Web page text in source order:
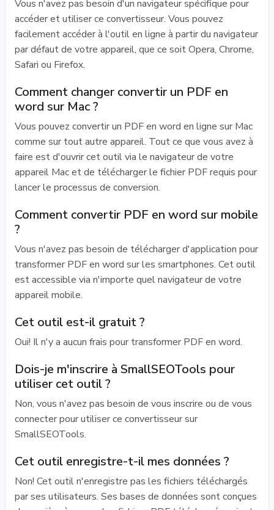
Vous n'avez pas besoin d'un navigateur spécifique pour
accéder et utiliser ce convertisseur. Vous pouvez
facilement accéder à l'outil en ligne à partir du navigateur
par défaut de votre appareil, que ce soit Opera, Chrome,
Safari ou Firefox.
Comment changer convertir un PDF en
word sur Mac ?
Vous pouvez convertir un PDF en word en ligne sur Mac
comme sur tout autre appareil. Tout ce que vous avez à
faire est d'ouvrir cet outil via le navigateur de votre
appareil Mac et de télécharger le fichier PDF requis pour
lancer le processus de conversion.
Comment convertir PDF en word sur mobile
?
Vous n'avez pas besoin de télécharger d'application pour
transformer PDF en word sur les smartphones. Cet outil
est accessible via n'importe quel navigateur de votre
appareil mobile.
Cet outil est-il gratuit ?
Oui! Il n'y a aucun frais pour transformer PDF en word.
Dois-je m'inscrire à SmallSEOTools pour
utiliser cet outil ?
Non, vous n'avez pas besoin de vous inscrire ou de vous
connecter pour utiliser ce convertisseur sur
SmallSEOTools.
Cet outil enregistre-t-il mes données ?
Non! Cet outil n'enregistre pas les fichiers téléchargés
par ses utilisateurs. Ses bases de données sont conçues